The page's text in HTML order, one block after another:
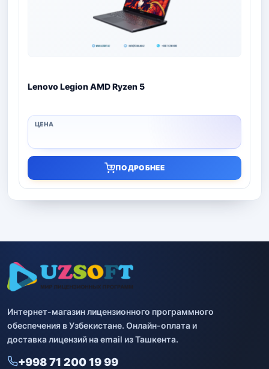
Lenovo Legion AMD Ryzen 5
ПОДРОБНЕЕ
Интернет-магазин лицензионного программного
обеспечения в Узбекистане. Онлайн-оплата и
доставка лицензий на email из Ташкента.
+998 71 200 19 99